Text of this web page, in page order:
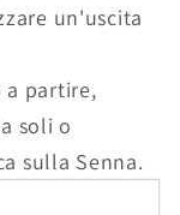
un'uscita
a partire,
soli o
sulla Senna.